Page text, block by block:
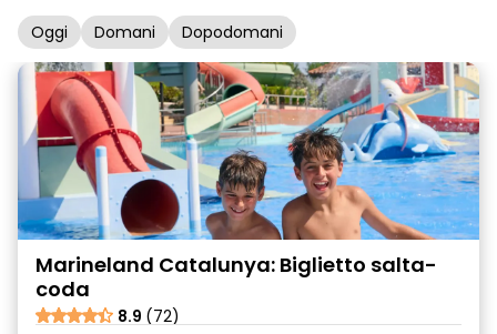
Oggi Domani Dopodomani
Marineland Catalunya: Biglietto salta-
coda
8.9 (72)